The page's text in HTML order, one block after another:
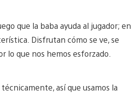
que la baba ayuda al jugador; en
Disfrutan cómo se ve, se
lo que nos hemos esforzado.
así que usamos la